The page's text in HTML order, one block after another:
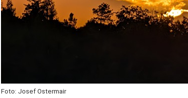
Foto: Josef Ostermair